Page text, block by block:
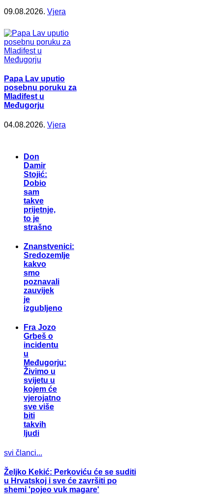
09.08.2026. Vjera
Papa Lav uputio
posebnu poruku za
Mladifest u
Međugorju
04.08.2026. Vjera
Don
Damir
Stojić:
Dobio
sam
takve
prijetnje,
to je
strašno
Znanstvenici:
Sredozemlje
kakvo
smo
poznavali
zauvijek
je
izgubljeno
Fra Jozo
Grbeš o
incidentu
u
Međugorju:
Živimo u
svijetu u
kojem će
vjerojatno
sve više
biti
takvih
ljudi
svi članci...
Željko Kekić: Perkoviću će se suditi
u Hrvatskoj i sve će završiti po
shemi 'pojeo vuk magare'